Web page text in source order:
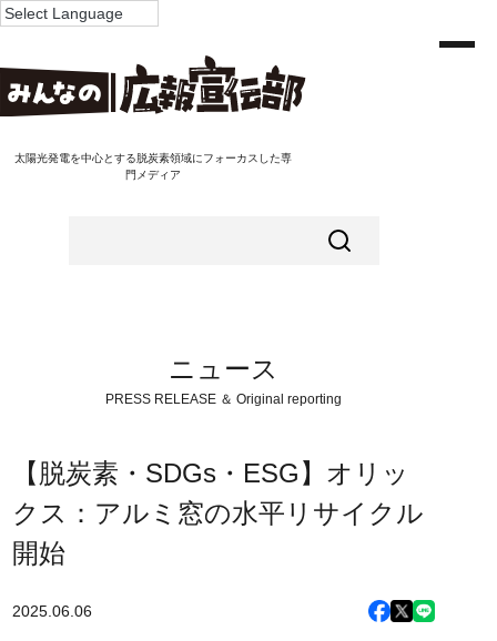
太陽光発電を中心とする脱炭素領域にフォーカスした専
門メディア
ニュース
PRESS RELEASE ＆ Original reporting
【脱炭素・SDGs・ESG】オリッ
クス：アルミ窓の水平リサイクル
開始
2025.06.06